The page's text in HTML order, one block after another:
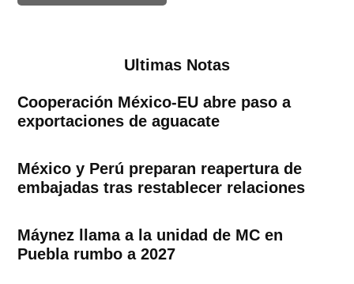
Ultimas Notas
Cooperación México-EU abre paso a
exportaciones de aguacate
México y Perú preparan reapertura de
embajadas tras restablecer relaciones
Máynez llama a la unidad de MC en
Puebla rumbo a 2027